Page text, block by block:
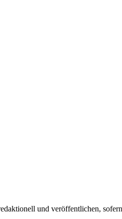
und veröffentlichen,